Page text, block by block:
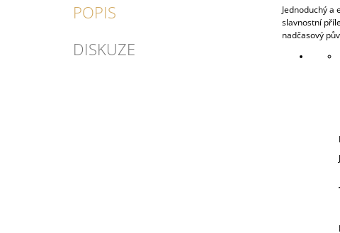
POPIS
DISKUZE
Jednoduchý
slavnostní
nadčasový